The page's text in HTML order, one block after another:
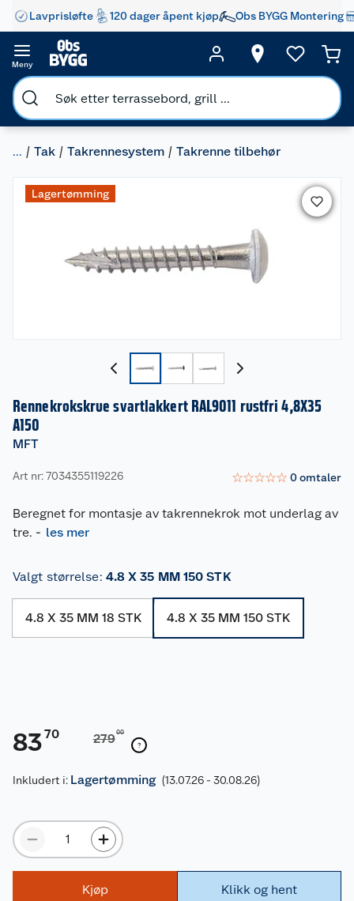
Lavprisløfte 120 dager åpent kjøp Obs BYGG Montering
Meny
... Tak Takrennesystem Takrenne tilbehør
Lagertømming
Rennekrokskrue svartlakkert RAL9011 rustfri 4,8X35
A150
MFT
Art nr: 7034355119226 ☆☆☆☆☆ 0omtaler
Beregnet for montasje av takrennekrok mot underlag av
tre. - les mer
Valgt størrelse: 4.8 X 35 MM 150 STK
4.8 X 35 MM 18 STK 4.8 X 35 MM 150 STK
8370 27900
Inkludert i: Lagertømming (13.07.26 - 30.08.26)
Kjøp Klikk og hent